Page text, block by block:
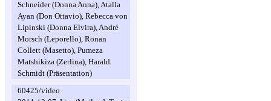
Schneider (Donna Anna), Atalla
Ayan (Don Ottavio), Rebecca von
Lipinski (Donna Elvira), André
Morsch (Leporello), Ronan
Collett (Masetto), Pumeza
Matshikiza (Zerlina), Harald
Schmidt (Präsentation)
60425/video